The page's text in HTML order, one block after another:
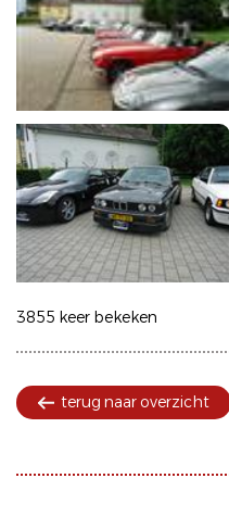
3855 keer bekeken
terug naar overzicht